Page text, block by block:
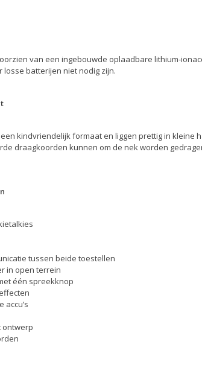
van een ingebouwde oplaadbare lithium-
losse batterijen niet nodig zijn.
kindvriendelijk formaat en liggen prettig in kleine
draagkoorden kunnen om de nek worden
tussen beide toestellen
in open terrein
één spreekknop
accu’s
ontwerp